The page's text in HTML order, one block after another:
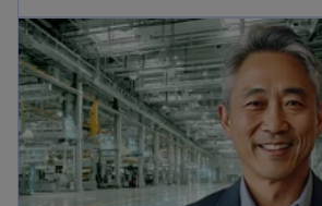
l
o
n
g
l
e
t